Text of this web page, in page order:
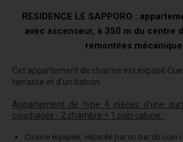
RESIDENCE LE SAPPORO :
avec ascenseur, à 350 m du centre
remontées
Cet appartement de charme est exposé
terrasse et d'un balcon.
Appartement de type 4 pièces d'une
couchages - 2 chambre + 1 coin cabine :
Cuisine équipée, séparée par un bar du coin